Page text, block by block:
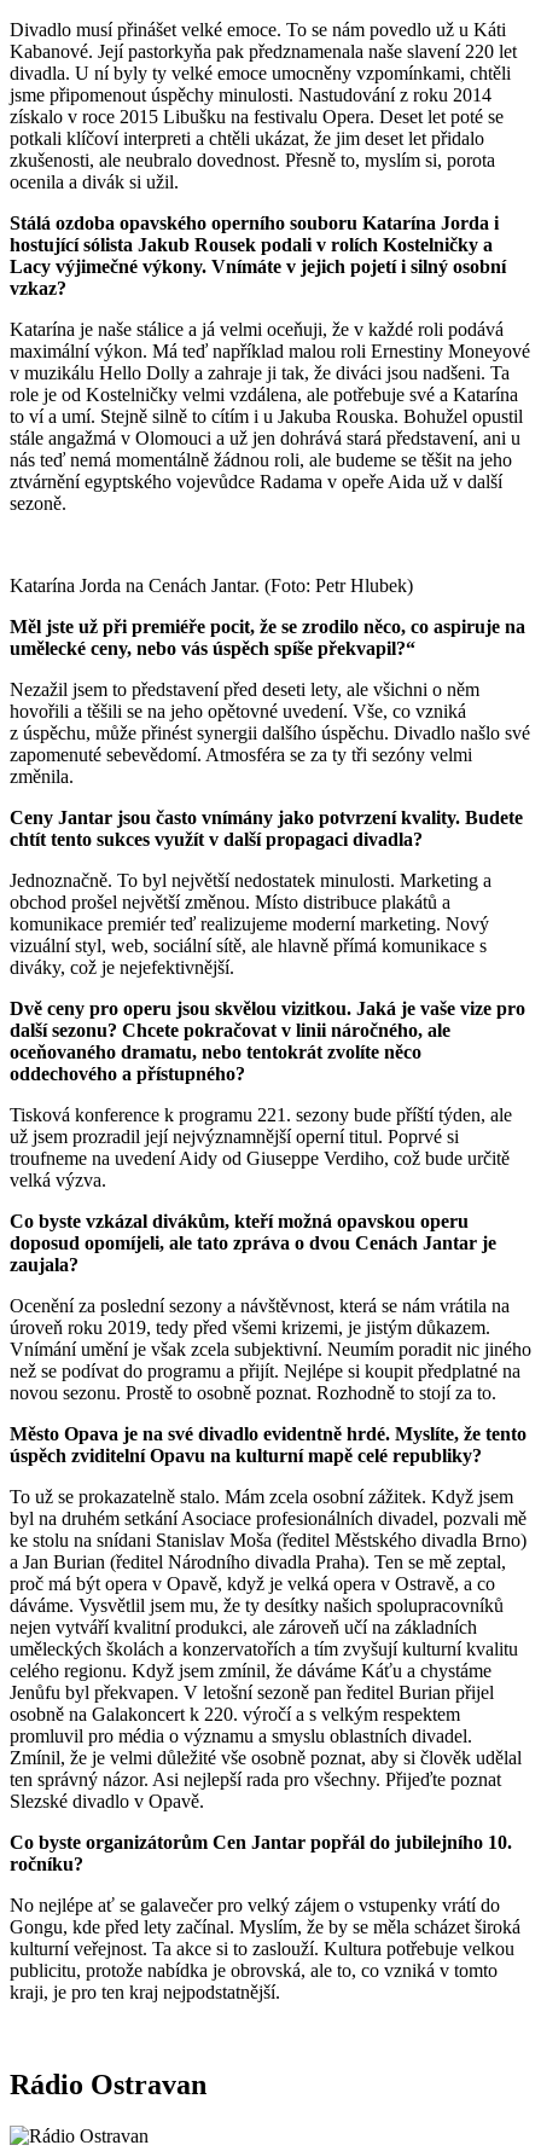
Divadlo musí přinášet velké emoce. To se nám povedlo už u Káti
Kabanové. Její pastorkyňa pak předznamenala naše slavení 220 let
divadla. U ní byly ty velké emoce umocněny vzpomínkami, chtěli
jsme připomenout úspěchy minulosti. Nastudování z roku 2014
získalo v roce 2015 Libušku na festivalu Opera. Deset let poté se
potkali klíčoví interpreti a chtěli ukázat, že jim deset let přidalo
zkušenosti, ale neubralo dovednost. Přesně to, myslím si, porota
ocenila a divák si užil.
Stálá ozdoba opavského operního souboru Katarína Jorda i
hostující sólista Jakub Rousek podali v rolích Kostelničky a
Lacy výjimečné výkony. Vnímáte v jejich pojetí i silný osobní
vzkaz?
Katarína je naše stálice a já velmi oceňuji, že v každé roli podává
maximální výkon. Má teď například malou roli Ernestiny Moneyové
v muzikálu Hello Dolly a zahraje ji tak, že diváci jsou nadšeni. Ta
role je od Kostelničky velmi vzdálena, ale potřebuje své a Katarína
to ví a umí. Stejně silně to cítím i u Jakuba Rouska. Bohužel opustil
stále angažmá v Olomouci a už jen dohrává stará představení, ani u
nás teď nemá momentálně žádnou roli, ale budeme se těšit na jeho
ztvárnění egyptského vojevůdce Radama v opeře Aida už v další
sezoně.
Katarína Jorda na Cenách Jantar. (Foto: Petr Hlubek)
Měl jste už při premiéře pocit, že se zrodilo něco, co aspiruje na
umělecké ceny, nebo vás úspěch spíše překvapil?“
Nezažil jsem to představení před deseti lety, ale všichni o něm
hovořili a těšili se na jeho opětovné uvedení. Vše, co vzniká
z úspěchu, může přinést synergii dalšího úspěchu. Divadlo našlo své
zapomenuté sebevědomí. Atmosféra se za ty tři sezóny velmi
změnila.
Ceny Jantar jsou často vnímány jako potvrzení kvality. Budete
chtít tento sukces využít v další propagaci divadla?
Jednoznačně. To byl největší nedostatek minulosti. Marketing a
obchod prošel největší změnou. Místo distribuce plakátů a
komunikace premiér teď realizujeme moderní marketing. Nový
vizuální styl, web, sociální sítě, ale hlavně přímá komunikace s
diváky, což je nejefektivnější.
Dvě ceny pro operu jsou skvělou vizitkou. Jaká je vaše vize pro
další sezonu? Chcete pokračovat v linii náročného, ale
oceňovaného dramatu, nebo tentokrát zvolíte něco
oddechového a přístupného?
Tisková konference k programu 221. sezony bude příští týden, ale
už jsem prozradil její nejvýznamnější operní titul. Poprvé si
troufneme na uvedení Aidy od Giuseppe Verdiho, což bude určitě
velká výzva.
Co byste vzkázal divákům, kteří možná opavskou operu
doposud opomíjeli, ale tato zpráva o dvou Cenách Jantar je
zaujala?
Ocenění za poslední sezony a návštěvnost, která se nám vrátila na
úroveň roku 2019, tedy před všemi krizemi, je jistým důkazem.
Vnímání umění je však zcela subjektivní. Neumím poradit nic jiného
než se podívat do programu a přijít. Nejlépe si koupit předplatné na
novou sezonu. Prostě to osobně poznat. Rozhodně to stojí za to.
Město Opava je na své divadlo evidentně hrdé. Myslíte, že tento
úspěch zviditelní Opavu na kulturní mapě celé republiky?
To už se prokazatelně stalo. Mám zcela osobní zážitek. Když jsem
byl na druhém setkání Asociace profesionálních divadel, pozvali mě
ke stolu na snídani Stanislav Moša (ředitel Městského divadla Brno)
a Jan Burian (ředitel Národního divadla Praha). Ten se mě zeptal,
proč má být opera v Opavě, když je velká opera v Ostravě, a co
dáváme. Vysvětlil jsem mu, že ty desítky našich spolupracovníků
nejen vytváří kvalitní produkci, ale zároveň učí na základních
uměleckých školách a konzervatořích a tím zvyšují kulturní kvalitu
celého regionu. Když jsem zmínil, že dáváme Káťu a chystáme
Jenůfu byl překvapen. V letošní sezoně pan ředitel Burian přijel
osobně na Galakoncert k 220. výročí a s velkým respektem
promluvil pro média o významu a smyslu oblastních divadel.
Zmínil, že je velmi důležité vše osobně poznat, aby si člověk udělal
ten správný názor. Asi nejlepší rada pro všechny. Přijeďte poznat
Slezské divadlo v Opavě.
Co byste organizátorům Cen Jantar popřál do jubilejního 10.
ročníku?
No nejlépe ať se galavečer pro velký zájem o vstupenky vrátí do
Gongu, kde před lety začínal. Myslím, že by se měla scházet široká
kulturní veřejnost. Ta akce si to zaslouží. Kultura potřebuje velkou
publicitu, protože nabídka je obrovská, ale to, co vzniká v tomto
kraji, je pro ten kraj nejpodstatnější.
Rádio Ostravan